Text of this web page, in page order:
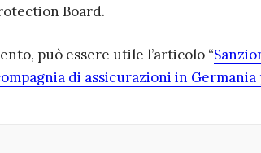
Board.
può essere utile l’articolo “
di assicurazioni in